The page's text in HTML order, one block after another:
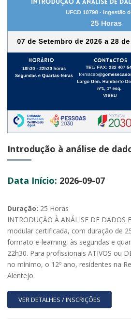
Introdução à análise de
Data Início: 2026-09-07
Duração: 25 Horas
INTRODUÇÃO À ANÁLISE DE DADOS
modular certificada, com duração de
formato e-learning, às segundas e
22h30. Para profissionais ATIVOS ou
no mínimo, o 12º ano, residentes na
Alentejo.
VER DETALHES / INSCRIÇÕES